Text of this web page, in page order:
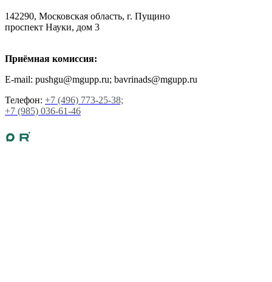
142290, Московская область, г. Пущино
проспект Науки, дом 3
Приёмная комиссия:
E-mail: pushgu@mgupp.ru; bavrinads@mgupp.ru
Телефон: +7 (496) 773-25-38;
+7 (985) 036-61-46